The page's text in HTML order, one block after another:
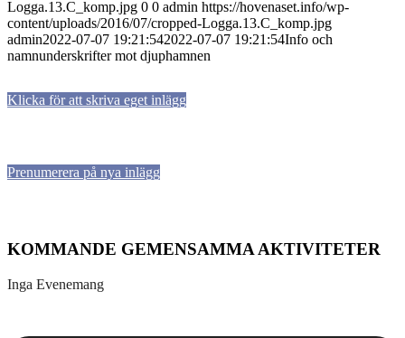
Logga.13.C_komp.jpg 0 0 admin https://hovenaset.info/wp-
content/uploads/2016/07/cropped-Logga.13.C_komp.jpg
admin2022-07-07 19:21:542022-07-07 19:21:54Info och
namnunderskrifter mot djuphamnen
Klicka för att skriva eget inlägg
Prenumerera på nya inlägg
KOMMANDE GEMENSAMMA AKTIVITETER
Inga Evenemang